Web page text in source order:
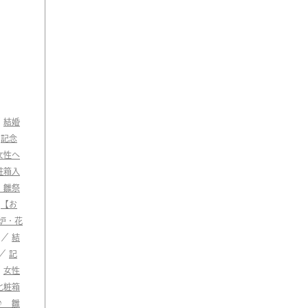
結婚
記念
性へ
箱入
祭
【お
・花
結
記
女性
粧箱
♪ 雛